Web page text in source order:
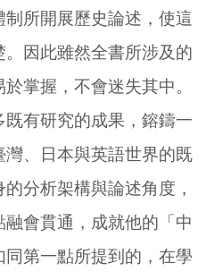
所開展歷史論述，使這
因此雖然全書所涉及的
掌握，不會迷失其中。
有研究的成果，鎔鑄一
、日本與英語世界的既
分析架構與論述角度，
會貫通，成就他的「中
第一點所提到的，在學